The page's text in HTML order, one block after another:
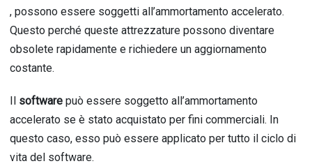
, possono essere soggetti all’ammortamento accelerato.
Questo perché queste attrezzature possono diventare
obsolete rapidamente e richiedere un aggiornamento
costante.
Il software può essere soggetto all’ammortamento
accelerato se è stato acquistato per fini commerciali. In
questo caso, esso può essere applicato per tutto il ciclo di
vita del software.